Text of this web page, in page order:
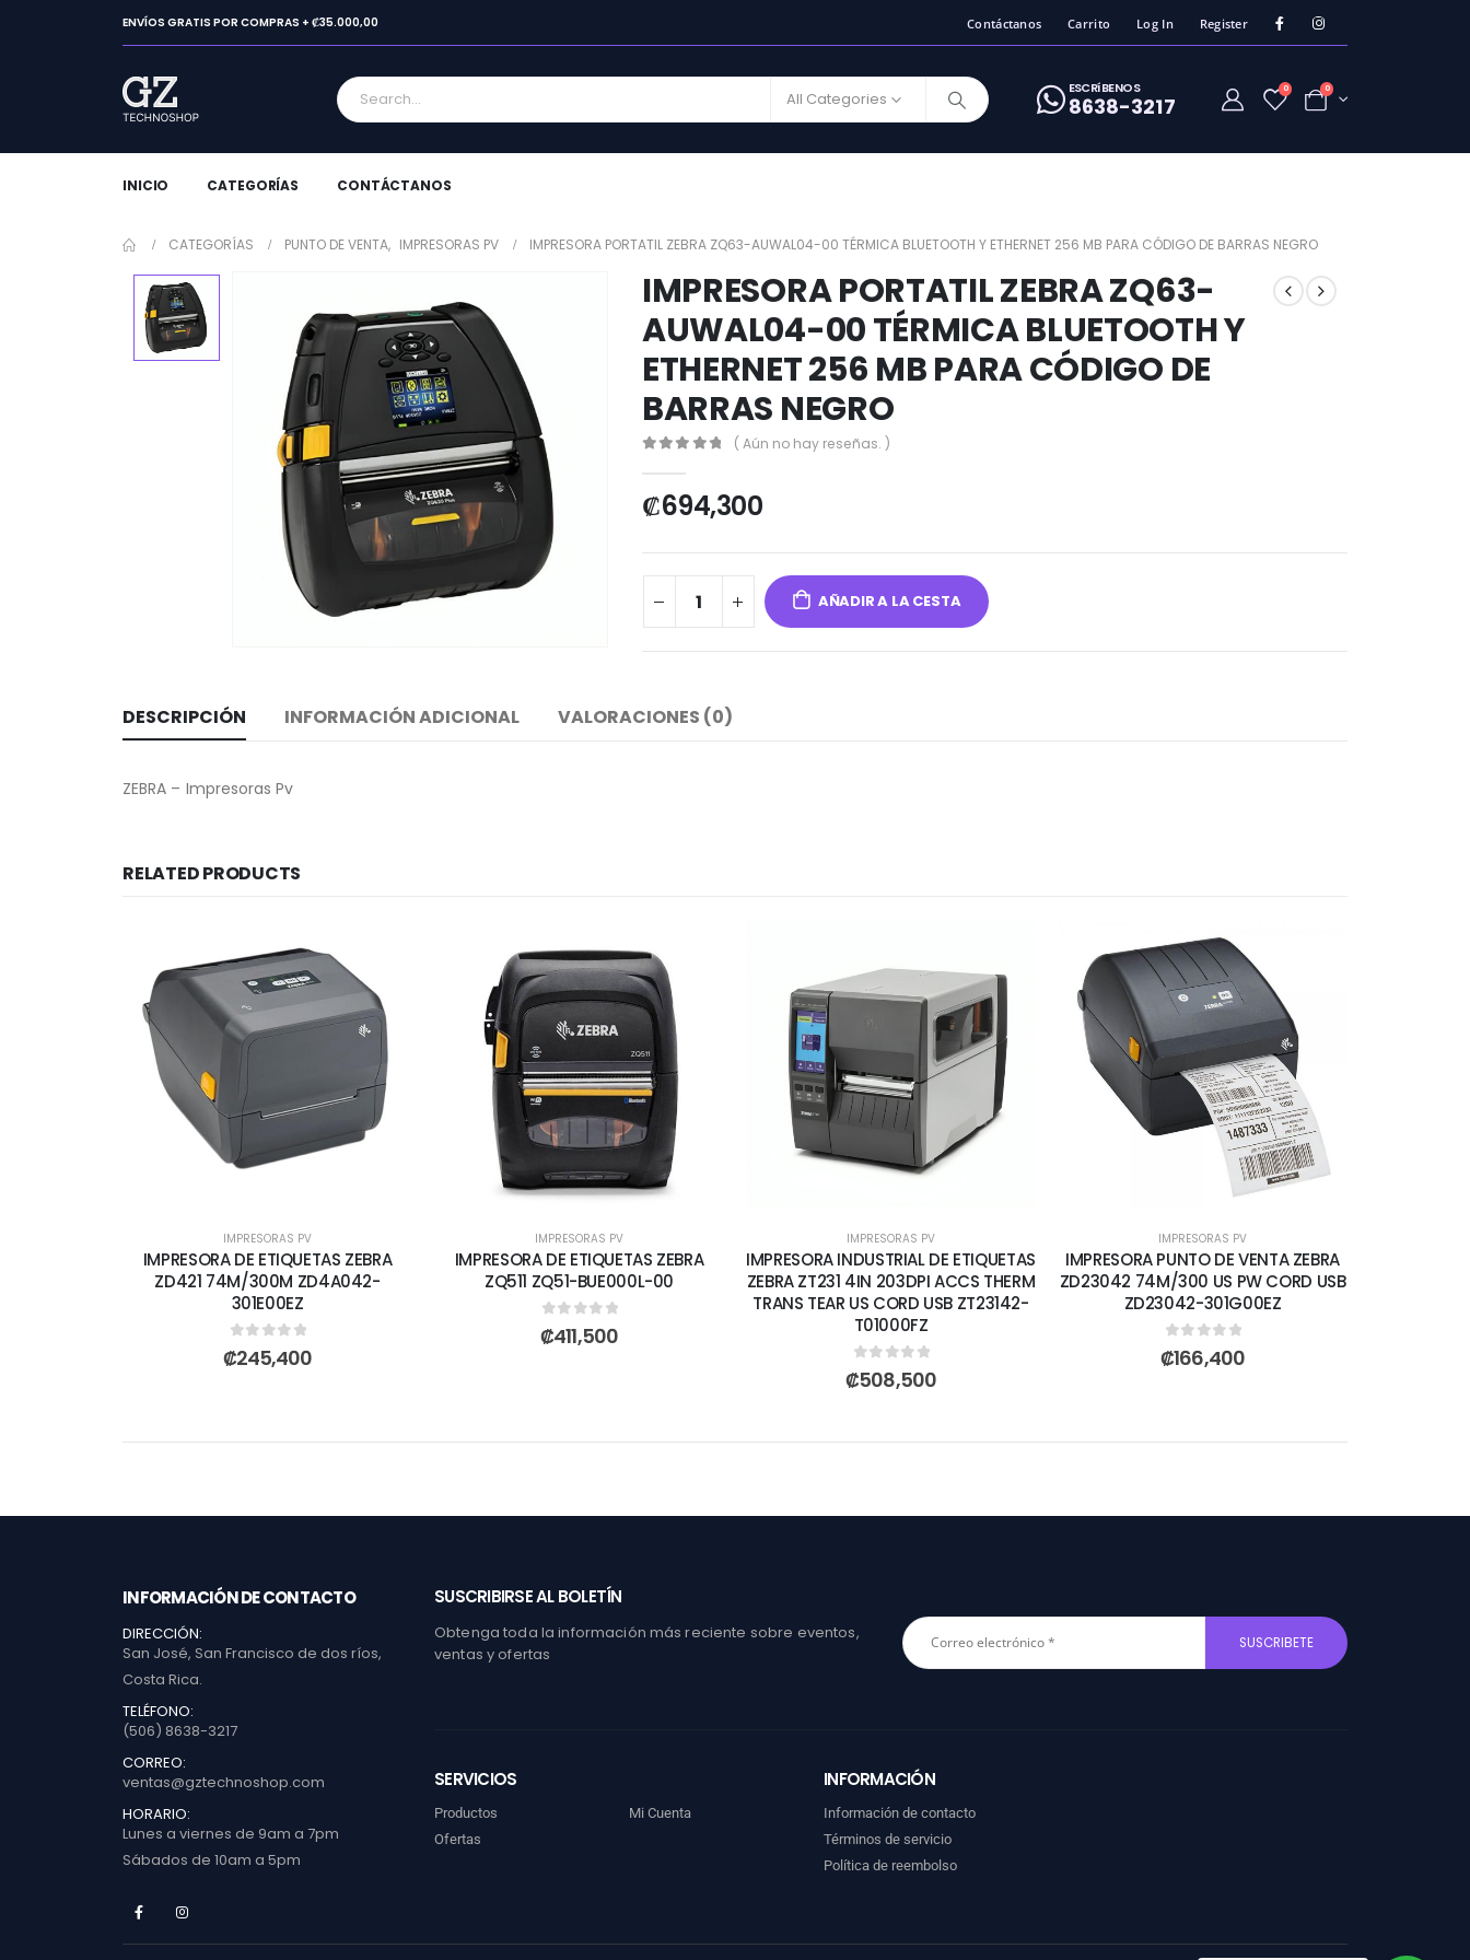
ENVÍOS GRATIS POR COMPRAS + ₡35.000,00 Contáctanos Carrito Log In Register
All Categories
ESCRíBENOS
8638-3217
0 0
INICIO CATEGORÍAS CONTÁCTANOS
CATEGORÍAS PUNTO DE VENTA, IMPRESORAS PV IMPRESORA PORTATIL ZEBRA ZQ63-AUWAL04-00 TÉRMICA BLUETOOTH Y ETHERNET 256 MB PARA CÓDIGO DE BARRAS NEGRO
IMPRESORA PORTATIL ZEBRA ZQ63-
AUWAL04-00 TÉRMICA BLUETOOTH Y
ETHERNET 256 MB PARA CÓDIGO DE
BARRAS NEGRO
( Aún no hay reseñas. )
₡694,300
AÑADIR A LA CESTA
DESCRIPCIÓN INFORMACIÓN ADICIONAL VALORACIONES (0)
ZEBRA – Impresoras Pv
RELATED PRODUCTS
IMPRESORAS PV
IMPRESORA DE ETIQUETAS ZEBRA
ZD421 74M/300M ZD4A042-
301E00EZ
0out of 5
₡245,400
IMPRESORAS PV
IMPRESORA DE ETIQUETAS ZEBRA
ZQ511 ZQ51-BUE000L-00
0out of 5
₡411,500
IMPRESORAS PV
IMPRESORA INDUSTRIAL DE ETIQUETAS
ZEBRA ZT231 4IN 203DPI ACCS THERM
TRANS TEAR US CORD USB ZT23142-
T01000FZ
0out of 5
₡508,500
IMPRESORAS PV
IMPRESORA PUNTO DE VENTA ZEBRA
ZD23042 74M/300 US PW CORD USB
ZD23042-301G00EZ
0out of 5
₡166,400
INFORMACIÓN DE CONTACTO
DIRECCIÓN:
San José, San Francisco de dos ríos,
Costa Rica.
TELÉFONO:
(506) 8638-3217
CORREO:
ventas@gztechnoshop.com
HORARIO:
Lunes a viernes de 9am a 7pm
Sábados de 10am a 5pm
SUSCRIBIRSE AL BOLETÍN
Obtenga toda la información más reciente sobre eventos,
ventas y ofertas
SERVICIOS
Productos
Ofertas
Mi Cuenta
INFORMACIÓN
Información de contacto
Términos de servicio
Política de reembolso